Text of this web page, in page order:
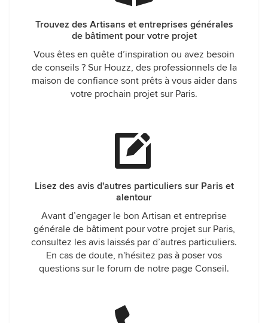
Trouvez des Artisans et entreprises générales
de bâtiment pour votre projet
Vous êtes en quête d’inspiration ou avez besoin
de conseils ? Sur Houzz, des professionnels de la
maison de confiance sont prêts à vous aider dans
votre prochain projet sur Paris.
Lisez des avis d'autres particuliers sur Paris et
alentour
Avant d’engager le bon Artisan et entreprise
générale de bâtiment pour votre projet sur Paris,
consultez les avis laissés par d’autres particuliers.
En cas de doute, n'hésitez pas à poser vos
questions sur le forum de notre page Conseil.